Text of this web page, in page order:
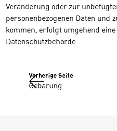
Veränderung oder zur
personenbezogenen Daten und
kommen, erfolgt umgehend
Datenschutzbehörde.
Vorherige Seite
Gebarung